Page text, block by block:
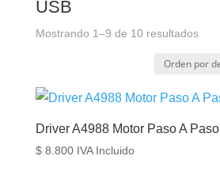
USB
Mostrando 1–9 de 10 resultados
Driver A4988 Motor Paso A Paso
$8.800 IVA Incluido